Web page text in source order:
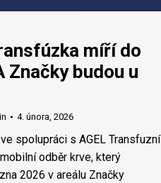
míří do
Značky budou u
4. února, 2026
spolupráci s AGEL Transfuzní
odběr krve, který
2026 v areálu Značky